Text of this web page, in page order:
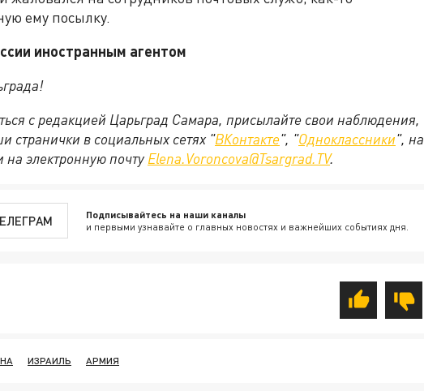
ему посылку.
иностранным агентом
с редакцией Царьград Самара, присылайте свои наблюдения,
странички в социальных сетях "ВКонтакте", "Одноклассники", на
на электронную почту Elena.Voroncova@Tsargrad.TV.
Подписывайтесь на наши каналы
и первыми узнавайте о главных новостях и важнейших событиях дня.
ИЗРАИЛЬ АРМИЯ